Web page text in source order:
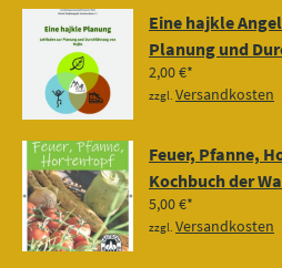
Eine hajkle
Planung und
2,00€
zzgl. Versandkosten
Feuer, Pfanne,
Kochbuch der
5,00€
zzgl. Versandkosten